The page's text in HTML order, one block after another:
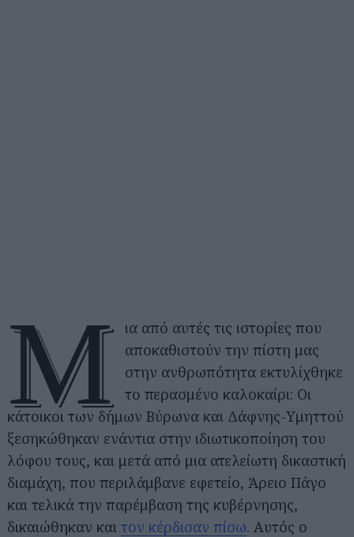
Μ
ια από αυτές τις ιστορίες που
αποκαθιστούν την πίστη μας
στην ανθρωπότητα εκτυλίχθηκε
το περασμένο καλοκαίρι: Οι
κάτοικοι των δήμων Βύρωνα και Δάφνης-Υμηττού
ξεσηκώθηκαν ενάντια στην ιδιωτικοποίηση του
λόφου τους, και μετά από μια ατελείωτη δικαστική
διαμάχη, που περιλάμβανε εφετείο, Άρειο Πάγο
και τελικά την παρέμβαση της κυβέρνησης,
δικαιώθηκαν και τον κέρδισαν πίσω. Αυτός ο